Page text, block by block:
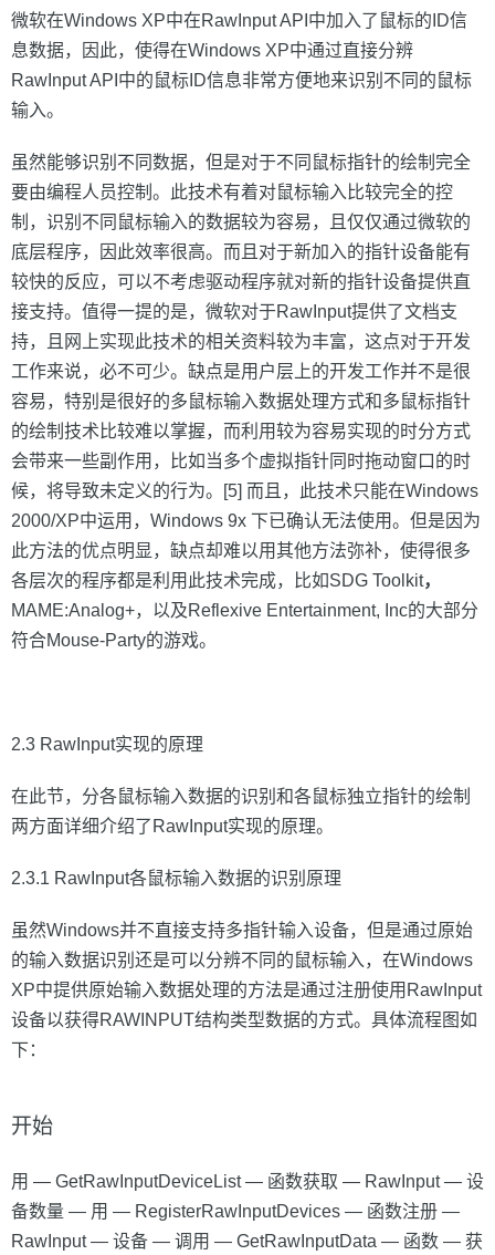
微软在Windows XP中在RawInput API中加入了鼠标的ID信
息数据，因此，使得在Windows XP中通过直接分辨
RawInput API中的鼠标ID信息非常方便地来识别不同的鼠标
输入。
虽然能够识别不同数据，但是对于不同鼠标指针的绘制完全
要由编程人员控制。此技术有着对鼠标输入比较完全的控
制，识别不同鼠标输入的数据较为容易，且仅仅通过微软的
底层程序，因此效率很高。而且对于新加入的指针设备能有
较快的反应，可以不考虑驱动程序就对新的指针设备提供直
接支持。值得一提的是，微软对于RawInput提供了文档支
持，且网上实现此技术的相关资料较为丰富，这点对于开发
工作来说，必不可少。缺点是用户层上的开发工作并不是很
容易，特别是很好的多鼠标输入数据处理方式和多鼠标指针
的绘制技术比较难以掌握，而利用较为容易实现的时分方式
会带来一些副作用，比如当多个虚拟指针同时拖动窗口的时
候，将导致未定义的行为。[5] 而且，此技术只能在Windows
2000/XP中运用，Windows 9x 下已确认无法使用。但是因为
此方法的优点明显，缺点却难以用其他方法弥补，使得很多
各层次的程序都是利用此技术完成，比如SDG Toolkit，
MAME:Analog+，以及Reflexive Entertainment, Inc的大部分
符合Mouse-Party的游戏。
2.3 RawInput实现的原理
在此节，分各鼠标输入数据的识别和各鼠标独立指针的绘制
两方面详细介绍了RawInput实现的原理。
2.3.1 RawInput各鼠标输入数据的识别原理
虽然Windows并不直接支持多指针输入设备，但是通过原始
的输入数据识别还是可以分辨不同的鼠标输入，在Windows
XP中提供原始输入数据处理的方法是通过注册使用RawInput
设备以获得RAWINPUT结构类型数据的方式。具体流程图如
下：
开始
用 — GetRawInputDeviceList — 函数获取 — RawInput — 设
备数量 — 用 — RegisterRawInputDevices — 函数注册 —
RawInput — 设备 — 调用 — GetRawInputData — 函数 — 获